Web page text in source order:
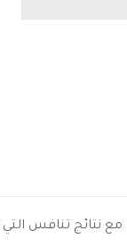
مع نتائج تنافس